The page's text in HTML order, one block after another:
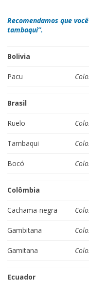
Recomendamos que
tambaqui”.
Bolivia
Pacu
Brasil
Ruelo
Tambaqui
Bocó
Colômbia
Cachama-negra
Gambitana
Gamitana
Ecuador